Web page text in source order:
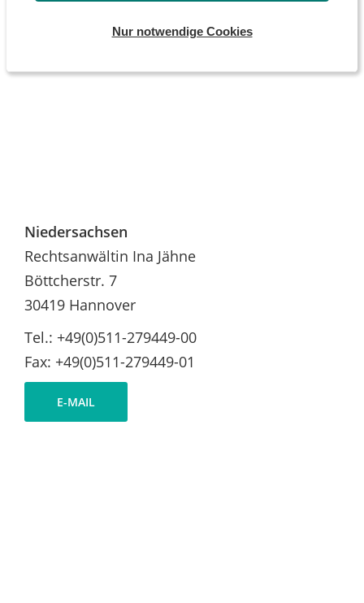
Nur notwendige Cookies
Niedersachsen
Rechtsanwältin Ina Jähne
Böttcherstr. 7
30419 Hannover
Tel.: +49(0)511-279449-00
Fax: +49(0)511-279449-01
E-MAIL